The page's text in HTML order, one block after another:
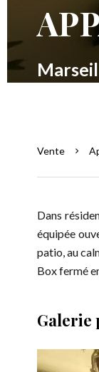
Vente
Dans
équipée
patio, au
Box fermé
Galerie